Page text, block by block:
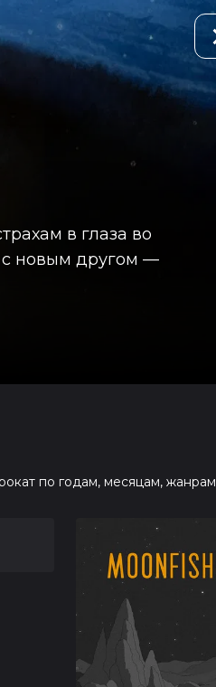
в глаза во
с новым другом —
по годам, месяцам, жанрам